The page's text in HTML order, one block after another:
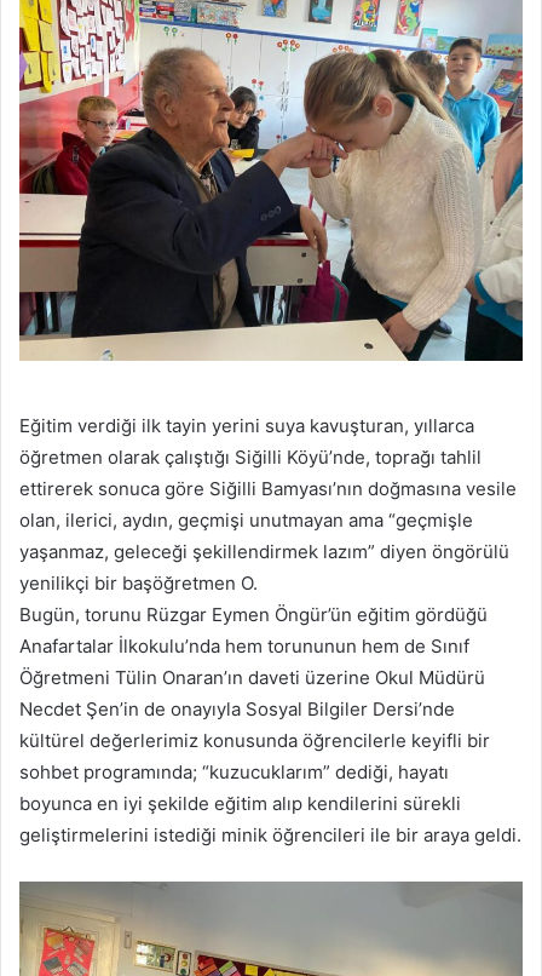
Eğitim verdiği ilk tayin yerini suya kavuşturan, yıllarca
öğretmen olarak çalıştığı Siğilli Köyü’nde, toprağı tahlil
ettirerek sonuca göre Siğilli Bamyası’nın doğmasına vesile
olan, ilerici, aydın, geçmişi unutmayan ama “geçmişle
yaşanmaz, geleceği şekillendirmek lazım” diyen öngörülü
yenilikçi bir başöğretmen O.
Bugün, torunu Rüzgar Eymen Öngür’ün eğitim gördüğü
Anafartalar İlkokulu’nda hem torununun hem de Sınıf
Öğretmeni Tülin Onaran’ın daveti üzerine Okul Müdürü
Necdet Şen’in de onayıyla Sosyal Bilgiler Dersi’nde
kültürel değerlerimiz konusunda öğrencilerle keyifli bir
sohbet programında; “kuzucuklarım” dediği, hayatı
boyunca en iyi şekilde eğitim alıp kendilerini sürekli
geliştirmelerini istediği minik öğrencileri ile bir araya geldi.